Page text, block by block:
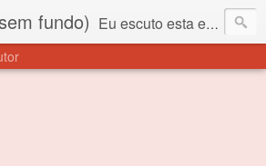
fundo) Eu escuto esta expressão "saco de filó" desde criança. Para quem não sabe, filó é um tecido todo furadinho e permite que um saco feito com ele, mesmo que muito exposto ao ar soprado para dentro, nunca vai se encher. Aí está o propósito deste nome... Para viver em sociedade tem que ter saco de filó.